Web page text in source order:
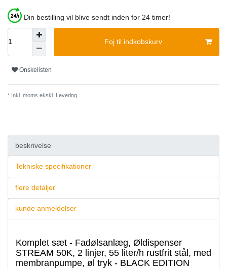
Din bestilling vil blive sendt inden for 24 timer!
Foj til indkobskurv
Onskelisten
* Inkl. moms ekskl. Levering
beskrivelse
Tekniske specifikationer
flere detaljer
kunde anmeldelser
Komplet sæt - Fadølsanlæg, Øldispenser
STREAM 50K, 2 linjer, 55 liter/h rustfrit stål, med
membranpumpe, øl tryk - BLACK EDITION